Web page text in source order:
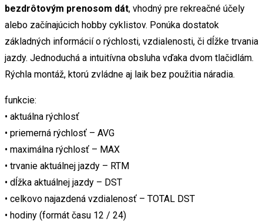
bezdrôtovým prenosom dát, vhodný pre rekreačné účely
alebo začínajúcich hobby cyklistov. Ponúka dostatok
základných informácií o rýchlosti, vzdialenosti, či dĺžke trvania
jazdy. Jednoduchá a intuitívna obsluha vďaka dvom tlačidlám.
Rýchla montáž, ktorú zvládne aj laik bez použitia náradia.
funkcie:
• aktuálna rýchlosť
• priemerná rýchlosť – AVG
• maximálna rýchlosť – MAX
• trvanie aktuálnej jazdy – RTM
• dĺžka aktuálnej jazdy – DST
• celkovo najazdená vzdialenosť – TOTAL DST
• hodiny (formát času 12 / 24)